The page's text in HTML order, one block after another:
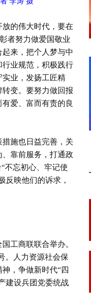
的伟大时代，要在
者努力做爱国敬业
来，把个人梦与中
业规范，积极践行
业，发扬工匠精
变。要努力做回报
爱、富而有责的良
施也日益完善，关
靠前服务，打通政
不忘初心、牢记使
反映他们的诉求，
工商联联合举办。
。人力资源社会保
，争做新时代“四
建设兵团党委统战